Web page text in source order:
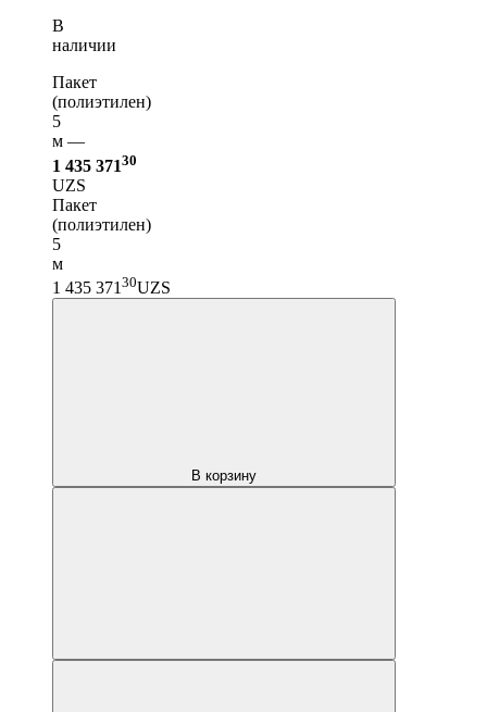
В
наличии
Пакет
(полиэтилен)
5
м —
1 435 37130
UZS
Пакет
(полиэтилен)
5
м
1 435 371 30UZS
В корзину